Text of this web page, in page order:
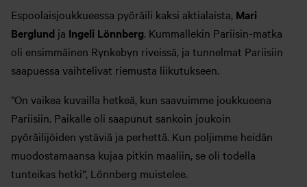
Espoolaisjoukkueessa pyöräili kaksi aktialaista, Mari
Berglund ja Ingeli Lönnberg. Kummallekin Pariisin-matka
oli ensimmäinen Rynkebyn riveissä, ja tunnelmat Pariisiin
saapuessa vaihtelivat riemusta liikutukseen.
”On vaikea kuvailla hetkeä, kun saavuimme joukkueena
Pariisiin. Paikalle oli saapunut sankoin joukoin
pyöräilijöiden ystäviä ja perhettä. Kun poljimme heidän
muodostamaansa kujaa pitkin maaliin, se oli todella
tunteikas hetki”, Lönnberg muistelee.